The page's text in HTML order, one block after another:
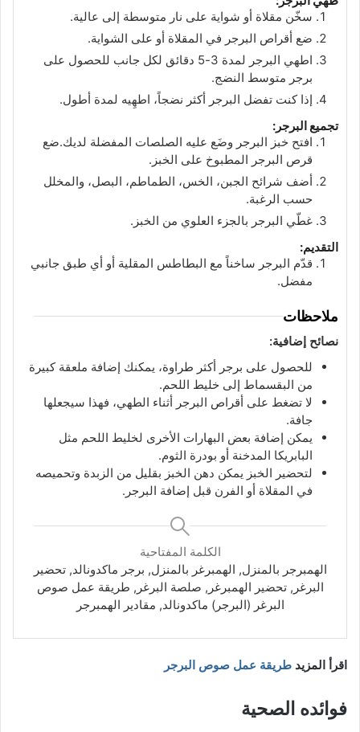
سخّن مقلاة أو شواية على نار متوسطة إلى عالية.
ضع أقراص البرجر في المقلاة أو على الشواية.
اطهي البرجر لمدة 3-5 دقائق لكل جانب للحصول على
برجر متوسط النضج.
إذا كنت تفضل البرجر أكثر نضجاً، اطهِيه لمدة أطول.
تجميع البرجر:
افتح خبز البرجر وضَع عليه الصلصات المفضلة لديك.ضع
قرص البرجر المطبوخ على الخبز.
أضف شرائح الجبن، الخس، الطماطم، البصل، والمخلل
حسب الرغبة.
غطّي البرجر بالجزء العلوي من الخبز.
التقديم:
قدّم البرجر ساخناً مع البطاطس المقلية أو أي طبق جانبي
مفضل.
ملاحظات
نصائح إضافية:
للحصول على برجر أكثر طراوة، يمكنك إضافة ملعقة كبيرة
من البقسماط إلى خليط اللحم.
لا تضغط على أقراص البرجر أثناء الطهي، فهذا سيجعلها
جافة.
يمكن إضافة بعض البهارات الأخرى لخليط اللحم مثل
البابريكا المدخنة أو بودرة الثوم.
لتحضير الخبز يمكن دهن الخبز بقليل من الزبدة وتحميصه
في المقلاة أو الفرن قبل إضافة البرجر.
الكلمة المفتاحية
الهمبرجر بالمنزل, الهمبرغر بالمنزل, برجر ماكدونالد, تحضير
البرغر, تحضير الهمبرغر, صلصة البرغر, طريقة عمل صوص
البرغر (البرجر) ماكدونالد, مقادير الهمبرجر
اقرأ المزيد طريقة عمل صوص البرجر
فوائده الصحية